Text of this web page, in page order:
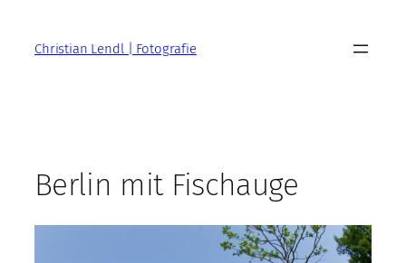
springenChristian Lendl | Fotografie
Berlin mit Fischauge